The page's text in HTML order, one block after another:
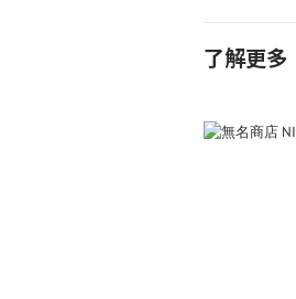
了解更多